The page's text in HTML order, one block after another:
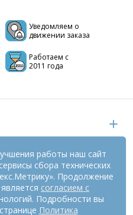
Уведомляем о
движении заказа
Работаем с
2011 года
применяются
работы наш сайт
сбора технических
Продолжение
согласием с
Подробности вы
Политика